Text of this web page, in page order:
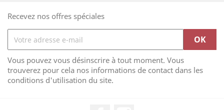
Recevez nos offres spéciales
Vous pouvez vous désinscrire à tout moment. Vous
trouverez pour cela nos informations de contact dans les
conditions d'utilisation du site.